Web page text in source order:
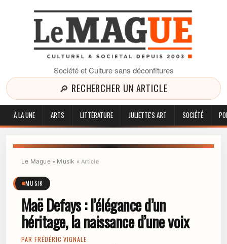
Société et Culture sans déconfitures
🔎 RECHERCHER UN ARTICLE
À LA UNE ARTS LITTÉRATURE JULIETTE'S ART SOCIÉTÉ
Le Mague» Musik »Article
MUSIK
Maë Defays : l’élégance d’un
héritage, la naissance d’une voix
PAR FRÉDÉRIC VIGNALE